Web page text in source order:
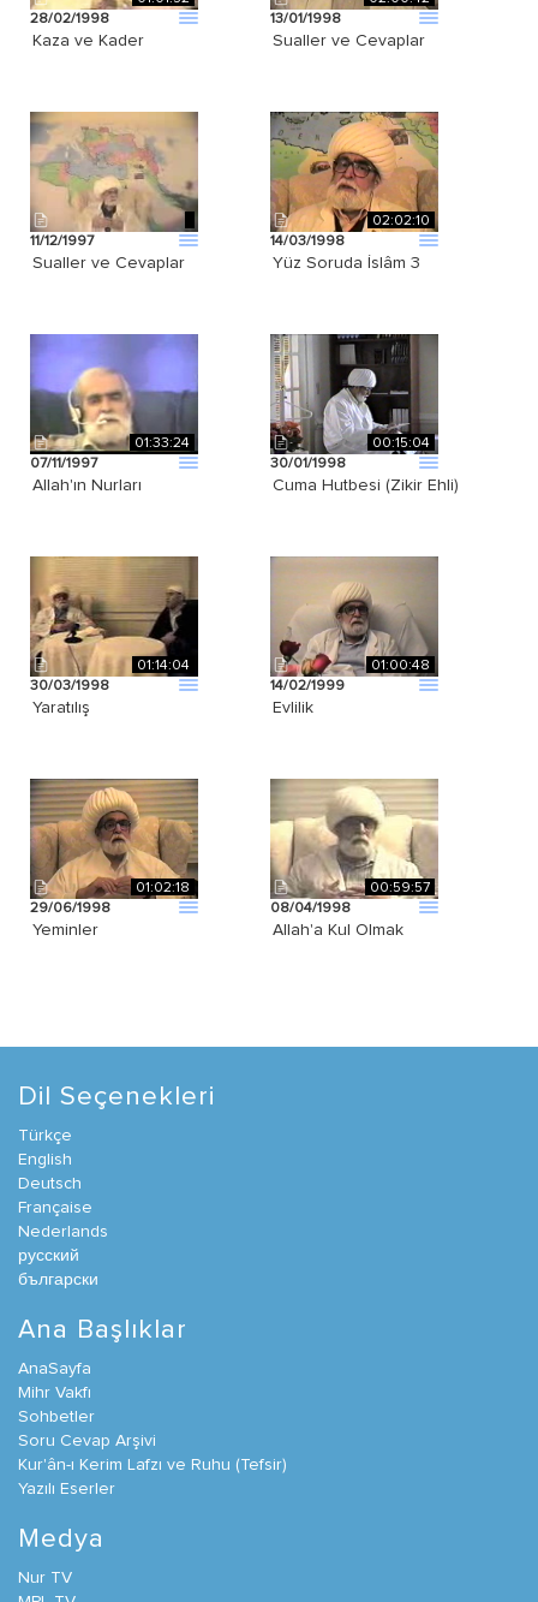
28/02/1998
Kaza ve Kader
13/01/1998
Sualler ve Cevaplar
11/12/1997
Sualler ve Cevaplar
02:02:10
14/03/1998
Yüz Soruda İslâm 3
01:33:24
07/11/1997
Allah'ın Nurları
00:15:04
30/01/1998
Cuma Hutbesi (Zikir Ehli)
01:14:04
30/03/1998
Yaratılış
01:00:48
14/02/1999
Evlilik
01:02:18
29/06/1998
Yeminler
00:59:57
08/04/1998
Allah'a Kul Olmak
Dil Seçenekleri
Türkçe
English
Deutsch
Française
Nederlands
русский
български
Ana Başlıklar
AnaSayfa
Mihr Vakfı
Sohbetler
Soru Cevap Arşivi
Kur'ân-ı Kerim Lafzı ve Ruhu (Tefsir)
Yazılı Eserler
Medya
Nur TV